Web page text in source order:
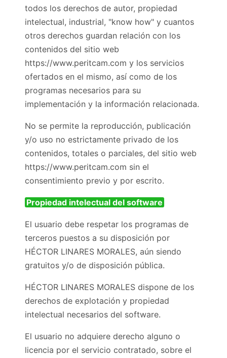
todos los derechos de autor, propiedad
intelectual, industrial, "know how" y cuantos
otros derechos guardan relación con los
contenidos del sitio web
https://www.peritcam.com y los servicios
ofertados en el mismo, así como de los
programas necesarios para su
implementación y la información relacionada.
No se permite la reproducción, publicación
y/o uso no estrictamente privado de los
contenidos, totales o parciales, del sitio web
https://www.peritcam.com sin el
consentimiento previo y por escrito.
Propiedad intelectual del software
El usuario debe respetar los programas de
terceros puestos a su disposición por
HÉCTOR LINARES MORALES, aún siendo
gratuitos y/o de disposición pública.
HÉCTOR LINARES MORALES dispone de los
derechos de explotación y propiedad
intelectual necesarios del software.
El usuario no adquiere derecho alguno o
licencia por el servicio contratado, sobre el